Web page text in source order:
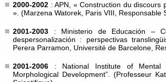
2000-2002 : APN, « Construction du
». (Marzena Watorek, Paris VIII, Responsable
2001-2003 : Ministerio de Educación –
despersonalización : perspectivas
Perera Parramon, Université de Barcelone,
2001-2006 : National Institute of Mental
Morphological Development”. (Professeur